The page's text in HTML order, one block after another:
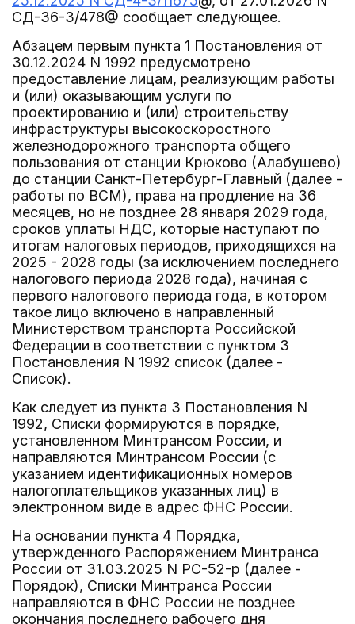
СД-36-3/478@ сообщает следующее.
Абзацем первым пункта 1 Постановления от
30.12.2024 N 1992 предусмотрено
предоставление лицам, реализующим работы
и (или) оказывающим услуги по
проектированию и (или) строительству
инфраструктуры высокоскоростного
железнодорожного транспорта общего
пользования от станции Крюково (Алабушево)
до станции Санкт-Петербург-Главный (далее -
работы по ВСМ), права на продление на 36
месяцев, но не позднее 28 января 2029 года,
сроков уплаты НДС, которые наступают по
итогам налоговых периодов, приходящихся на
2025 - 2028 годы (за исключением последнего
налогового периода 2028 года), начиная с
первого налогового периода года, в котором
такое лицо включено в направленный
Министерством транспорта Российской
Федерации в соответствии с пунктом 3
Постановления N 1992 список (далее -
Список).
Как следует из пункта 3 Постановления N
1992, Списки формируются в порядке,
установленном Минтрансом России, и
направляются Минтрансом России (с
указанием идентификационных номеров
налогоплательщиков указанных лиц) в
электронном виде в адрес ФНС России.
На основании пункта 4 Порядка,
утвержденного Распоряжением Минтранса
России от 31.03.2025 N РС-52-р (далее -
Порядок), Списки Минтранса России
направляются в ФНС России не позднее
окончания последнего рабочего дня